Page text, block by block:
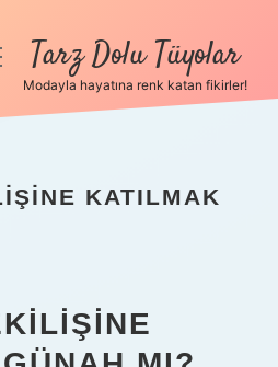
Tarz Dolu Tüyolar
Modayla hayatına renk katan fikirler!
KATILMAK